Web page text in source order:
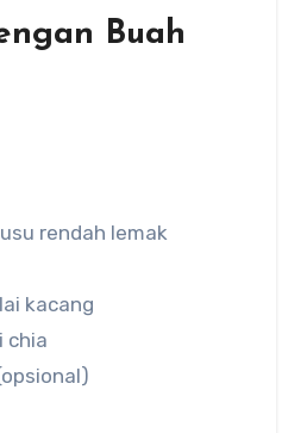
Buah
rendah lemak
kacang
chia